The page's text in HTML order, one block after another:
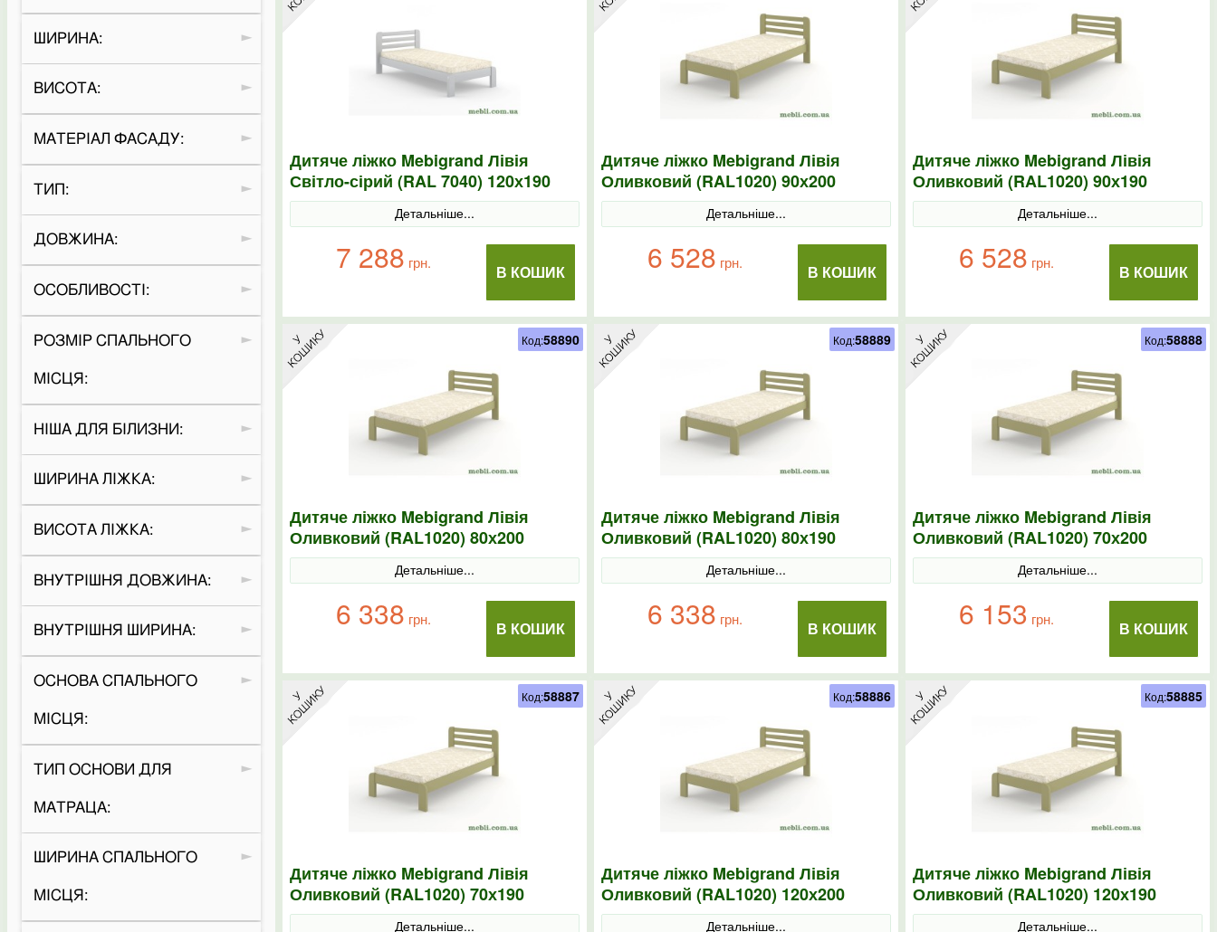
Дитяче ліжко Mebigrand Лівія
Світло-сірий (RAL 7040) 120х190
Детальніше...
В КОШИК
7 288 грн.
Дитяче ліжко Mebigrand Лівія
Оливковий (RAL1020) 90х200
Детальніше...
В КОШИК
6 528 грн.
Дитяче ліжко Mebigrand Лівія
Оливковий (RAL1020) 90х190
Детальніше...
В КОШИК
6 528 грн.
Дитяче ліжко Mebigrand Лівія
Оливковий (RAL1020) 80х200
Детальніше...
В КОШИК
6 338 грн.
Код:58890
Дитяче ліжко Mebigrand Лівія
Оливковий (RAL1020) 80х190
Детальніше...
В КОШИК
6 338 грн.
Код:58889
Дитяче ліжко Mebigrand Лівія
Оливковий (RAL1020) 70х200
Детальніше...
В КОШИК
6 153 грн.
Код:58888
Дитяче ліжко Mebigrand Лівія
Оливковий (RAL1020) 70х190
Детальніше...
Код:58887
Дитяче ліжко Mebigrand Лівія
Оливковий (RAL1020) 120х200
Детальніше...
Код:58886
Дитяче ліжко Mebigrand Лівія
Оливковий (RAL1020) 120х190
Детальніше...
Код:58885
ШИРИНА:
ВИСОТА:
МАТЕРІАЛ ФАСАДУ:
ТИП:
ДОВЖИНА:
ОСОБЛИВОСТІ:
РОЗМІР СПАЛЬНОГО
МІСЦЯ:
НІША ДЛЯ БІЛИЗНИ:
ШИРИНА ЛІЖКА:
ВИСОТА ЛІЖКА:
ВНУТРІШНЯ ДОВЖИНА:
ВНУТРІШНЯ ШИРИНА:
ОСНОВА СПАЛЬНОГО
МІСЦЯ:
ТИП ОСНОВИ ДЛЯ
МАТРАЦА:
ШИРИНА СПАЛЬНОГО
МІСЦЯ: